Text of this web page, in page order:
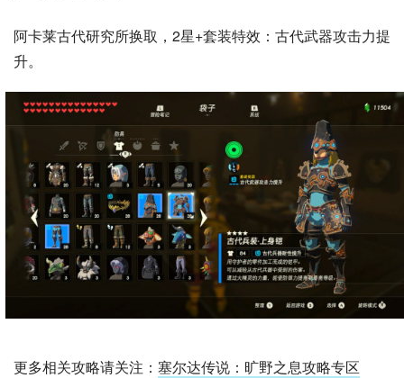
阿卡莱古代研究所换取，2星+套装特效：古代武器攻击力提
升。
更多相关攻略请关注： 塞尔达传说：旷野之息攻略专区